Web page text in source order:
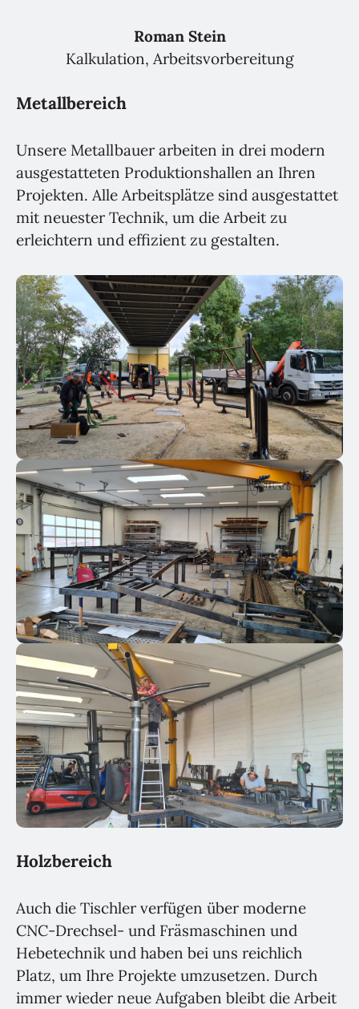
Roman Stein
Kalkulation, Arbeitsvorbereitung
Metallbereich
Unsere Metallbauer arbeiten in drei modern
ausgestatteten Produktionshallen an Ihren
Projekten. Alle Arbeitsplätze sind ausgestattet
mit neuester Technik, um die Arbeit zu
erleichtern und effizient zu gestalten.
Holzbereich
Auch die Tischler verfügen über moderne
CNC-Drechsel- und Fräsmaschinen und
Hebetechnik und haben bei uns reichlich
Platz, um Ihre Projekte umzusetzen. Durch
immer wieder neue Aufgaben bleibt die Arbeit